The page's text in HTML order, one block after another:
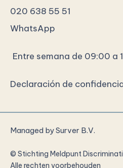
020 638 55 51
WhatsApp
Entre semana de 09:00 a
Declaración de
© Stichting Meldpunt
Alle rechten voorbehouden
Managed bySurver B.V.